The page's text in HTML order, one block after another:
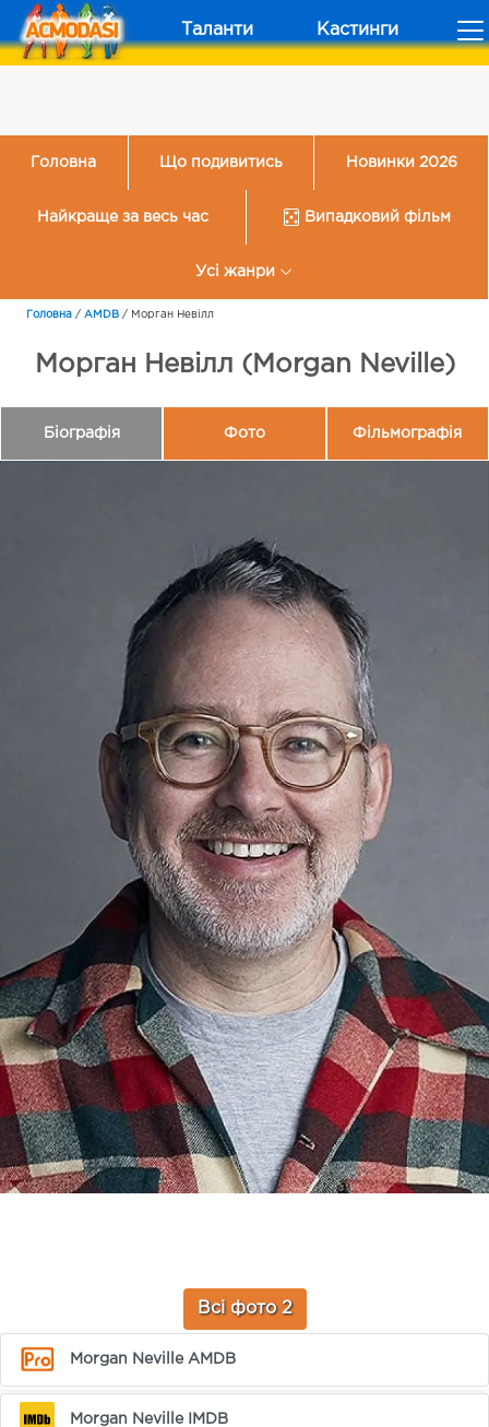
Таланти Кастинги
Головна Що подивитись Новинки 2026
Найкраще за весь час Випадковий фільм
Усі жанри
Головна / AMDB / Морган Невілл
Морган Невілл (Morgan Neville)
Біографія Фото Фільмографія
Всі фото 2
Morgan Neville AMDB
Morgan Neville IMDB